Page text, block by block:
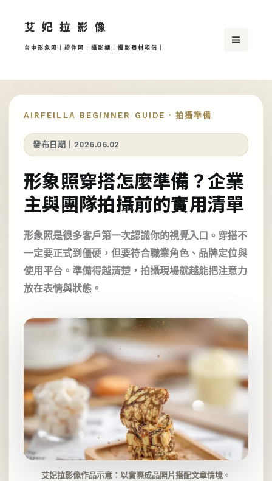
內
艾妃拉影像
台中形象照｜證件照｜攝影棚｜攝影器材租借｜
AIRFEILLA BEGINNER GUIDE · 拍攝準備
發布日期｜2026.06.02
形象照穿搭怎麼準備？企業
主與團隊拍攝前的實用清單
形象照是很多客戶第一次認識你的視覺入口。穿搭不
一定要正式到僵硬，但要符合職業角色、品牌定位與
使用平台。準備得越清楚，拍攝現場就越能把注意力
放在表情與狀態。
艾妃拉影像作品示意：以實際成品照片搭配文章情境。